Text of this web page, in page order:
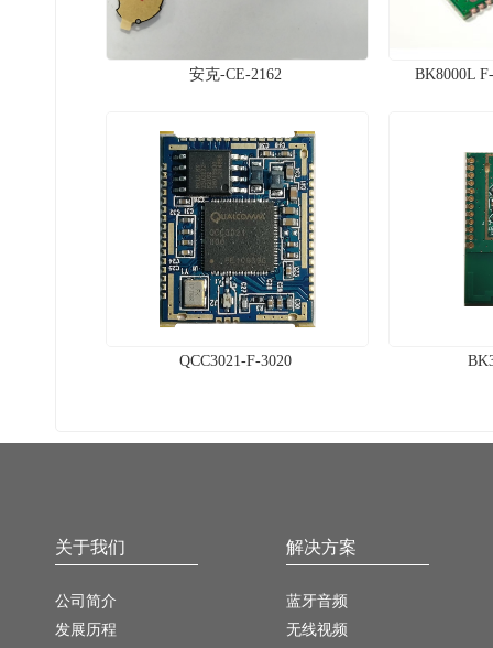
安克-CE-2162 BK8000L
QCC3021-F-3020
关于我们
公司简介
发展历程
解决方案
蓝牙音频
无线视频